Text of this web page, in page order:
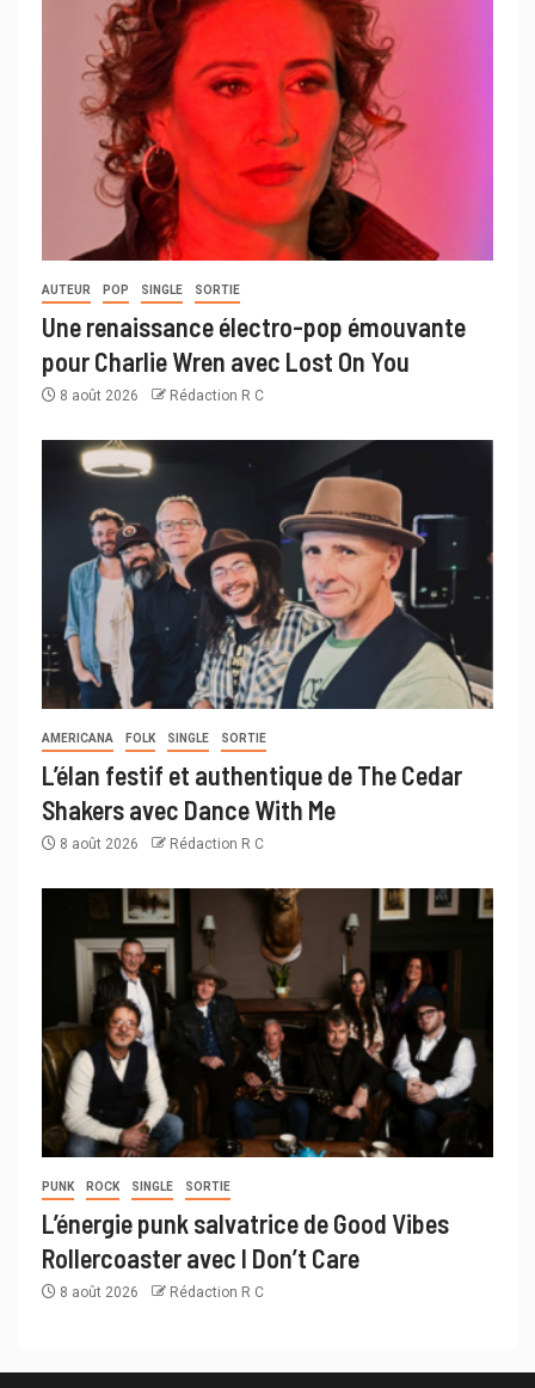
AUTEUR POP SINGLE SORTIE
Une renaissance électro-pop émouvante
pour Charlie Wren avec Lost On You
8 août 2026 Rédaction R C
AMERICANA FOLK SINGLE SORTIE
L’élan festif et authentique de The Cedar
Shakers avec Dance With Me
8 août 2026 Rédaction R C
PUNK ROCK SINGLE SORTIE
L’énergie punk salvatrice de Good Vibes
Rollercoaster avec I Don’t Care
8 août 2026 Rédaction R C